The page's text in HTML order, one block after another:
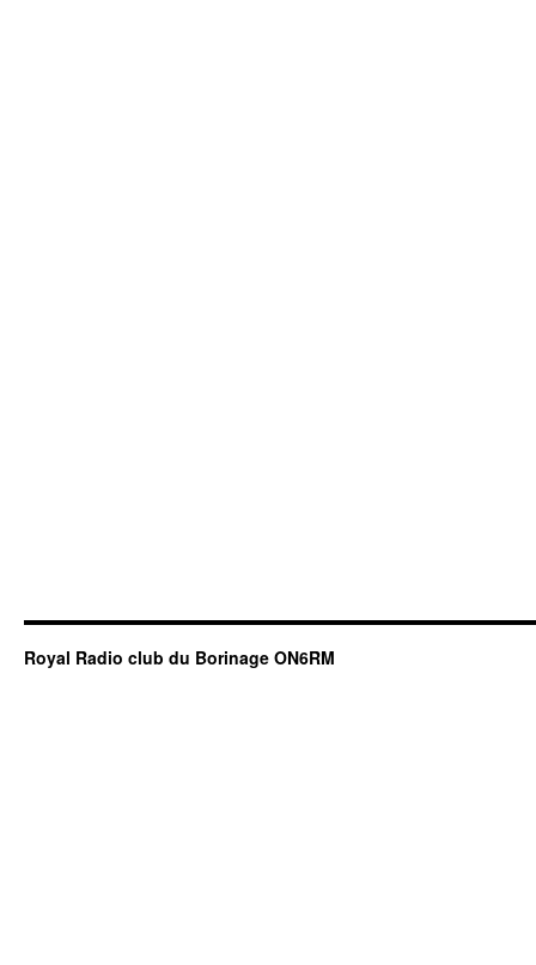
Royal Radio club du Borinage ON6RM